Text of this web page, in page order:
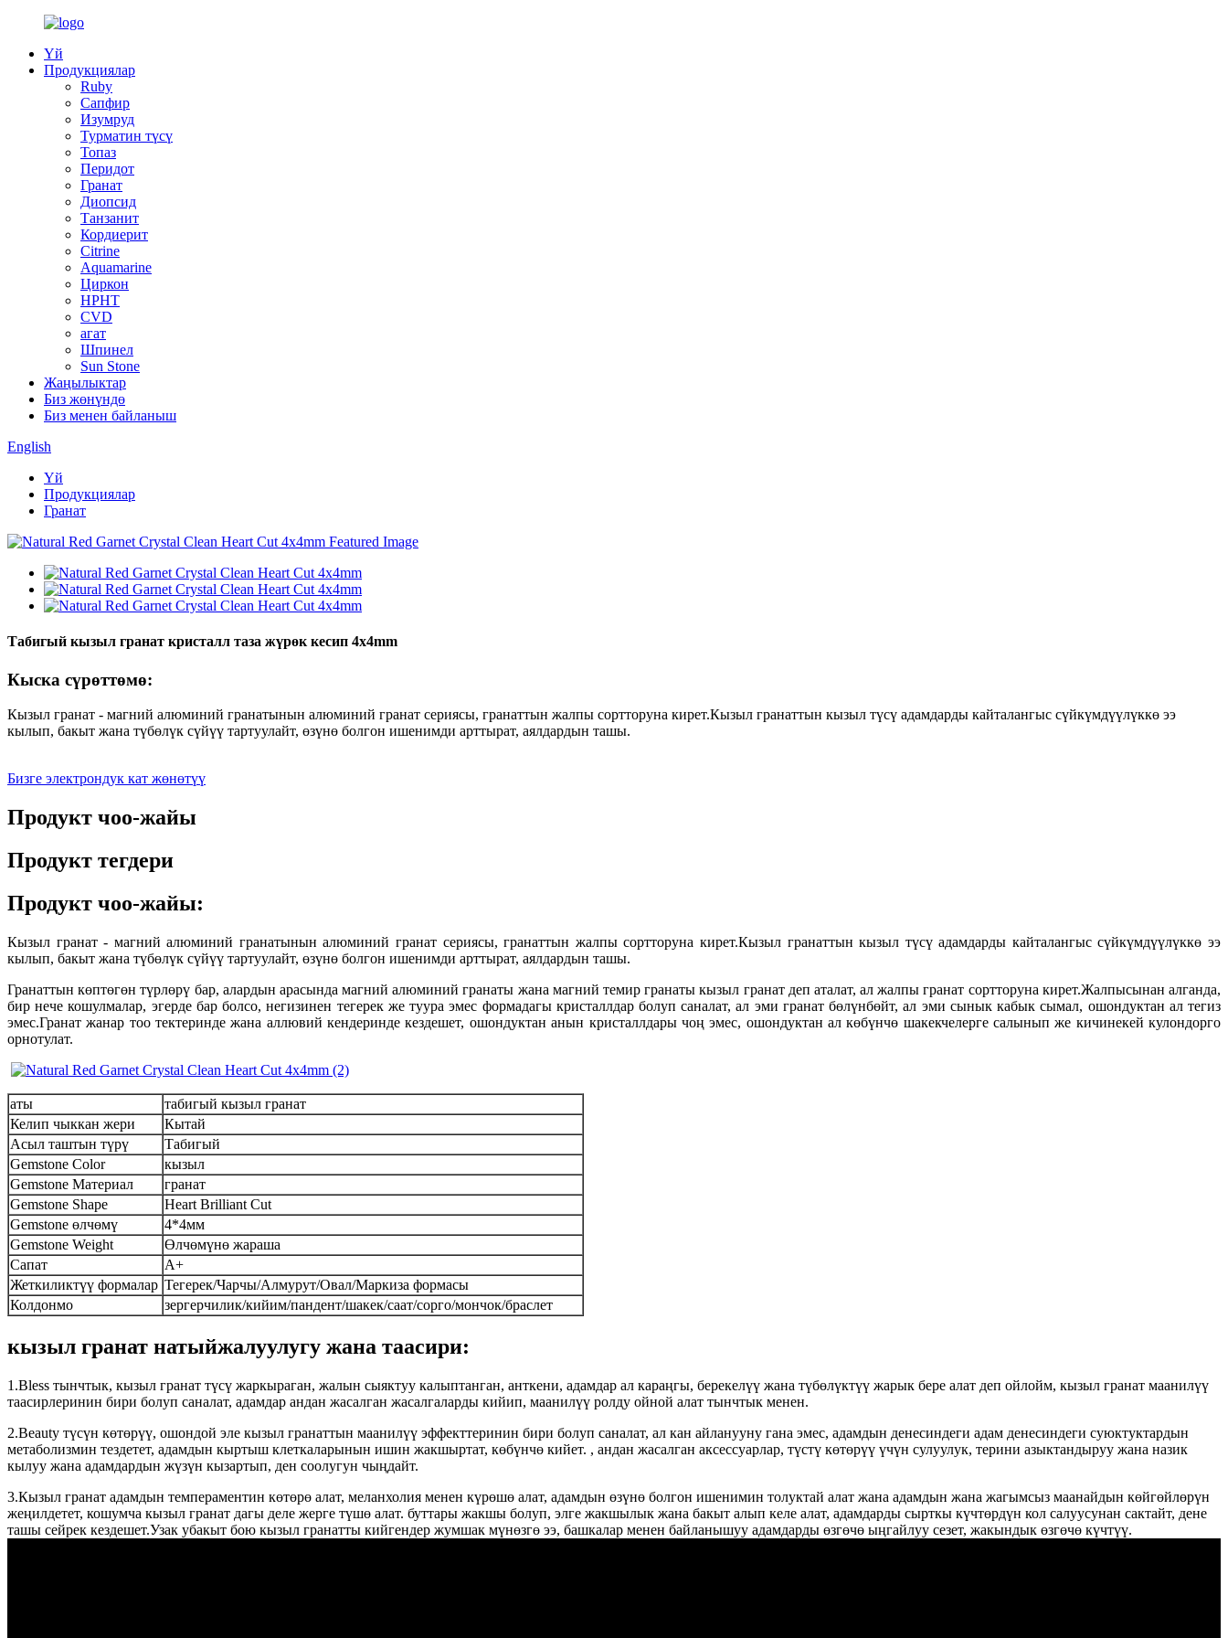
Үй
Продукциялар
Ruby
Сапфир
Изумруд
Турматин түсү
Топаз
Перидот
Гранат
Диопсид
Танзанит
Кордиерит
Citrine
Aquamarine
Циркон
HPHT
CVD
агат
Шпинел
Sun Stone
Жаңылыктар
Биз жөнүндө
Биз менен байланыш
English
Үй
Продукциялар
Гранат
Табигый кызыл гранат кристалл таза жүрөк кесип 4x4mm
Кыска сүрөттөмө:
Кызыл гранат - магний алюминий гранатынын алюминий гранат сериясы, гранаттын жалпы сортторуна кирет.Кызыл гранаттын кызыл түсү адамдарды кайталангыс сүйкүмдүүлүккө ээ
кылып, бакыт жана түбөлүк сүйүү тартуулайт, өзүнө болгон ишенимди арттырат, аялдардын ташы.
Бизге электрондук кат жөнөтүү
Продукт чоо-жайы
Продукт тегдери
Продукт чоо-жайы:
Кызыл гранат - магний алюминий гранатынын алюминий гранат сериясы, гранаттын жалпы сортторуна кирет.Кызыл гранаттын кызыл түсү адамдарды кайталангыс сүйкүмдүүлүккө ээ
кылып, бакыт жана түбөлүк сүйүү тартуулайт, өзүнө болгон ишенимди арттырат, аялдардын ташы.
Гранаттын көптөгөн түрлөрү бар, алардын арасында магний алюминий гранаты жана магний темир гранаты кызыл гранат деп аталат, ал жалпы гранат сортторуна кирет.Жалпысынан алганда,
бир нече кошулмалар, эгерде бар болсо, негизинен тегерек же туура эмес формадагы кристаллдар болуп саналат, ал эми гранат бөлүнбөйт, ал эми сынык кабык сымал, ошондуктан ал тегиз
эмес.Гранат жанар тоо тектеринде жана аллювий кендеринде кездешет, ошондуктан анын кристаллдары чоң эмес, ошондуктан ал көбүнчө шакекчелерге салынып же кичинекей кулондорго
орнотулат.
аты
табигый кызыл гранат
Келип чыккан жери
Кытай
Асыл таштын түрү
Табигый
Gemstone Color
кызыл
Gemstone Материал
гранат
Gemstone Shape
Heart Brilliant Cut
Gemstone өлчөмү
4*4мм
Gemstone Weight
Өлчөмүнө жараша
Сапат
A+
Жеткиликтүү формалар Тегерек/Чарчы/Алмурут/Овал/Маркиза формасы
Колдонмо
зергерчилик/кийим/пандент/шакек/саат/сорго/мончок/браслет
кызыл гранат натыйжалуулугу жана таасири:
1.Bless тынчтык, кызыл гранат түсү жаркыраган, жалын сыяктуу калыптанган, анткени, адамдар ал караңгы, берекелүү жана түбөлүктүү жарык бере алат деп ойлойм, кызыл гранат маанилүү
таасирлеринин бири болуп саналат, адамдар андан жасалган жасалгаларды кийип, маанилүү ролду ойной алат тынчтык менен.
2.Beauty түсүн көтөрүү, ошондой эле кызыл гранаттын маанилүү эффекттеринин бири болуп саналат, ал кан айланууну гана эмес, адамдын денесиндеги адам денесиндеги суюктуктардын
метаболизмин тездетет, адамдын кыртыш клеткаларынын ишин жакшыртат, көбүнчө кийет. , андан жасалган аксессуарлар, түстү көтөрүү үчүн сулуулук, терини азыктандыруу жана назик
кылуу жана адамдардын жүзүн кызартып, ден соолугун чыңдайт.
3.Кызыл гранат адамдын темпераментин көтөрө алат, меланхолия менен күрөшө алат, адамдын өзүнө болгон ишенимин толуктай алат жана адамдын жана жагымсыз маанайдын көйгөйлөрүн
жеңилдетет, кошумча кызыл гранат дагы деле жерге түшө алат. буттары жакшы болуп, элге жакшылык жана бакыт алып келе алат, адамдарды сырткы күчтөрдүн кол салуусунан сактайт, дене
ташы сейрек кездешет.Узак убакыт бою кызыл гранатты кийгендер жумшак мүнөзгө ээ, башкалар менен байланышуу адамдарды өзгөчө ыңгайлуу сезет, жакындык өзгөчө күчтүү.